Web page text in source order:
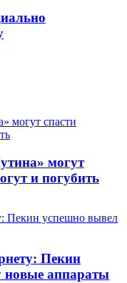
могут
и погубить
Пекин
новые аппараты